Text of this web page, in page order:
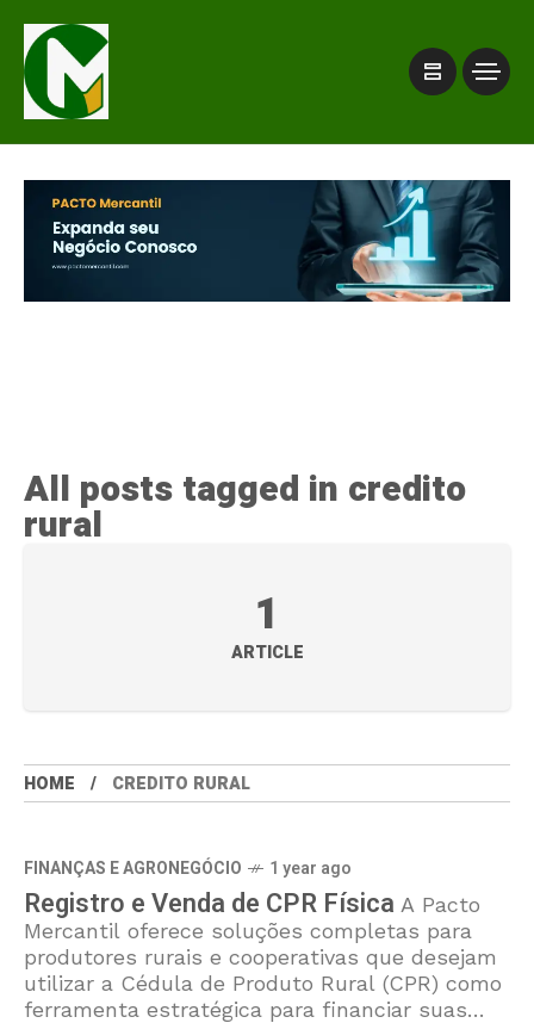
All posts tagged in credito
rural
1
ARTICLE
HOME CREDITO RURAL
FINANÇAS E AGRONEGÓCIO 1 year ago
Registro e Venda de CPR Física A Pacto
Mercantil oferece soluções completas para
produtores rurais e cooperativas que desejam
utilizar a Cédula de Produto Rural (CPR) como
ferramenta estratégica para financiar suas